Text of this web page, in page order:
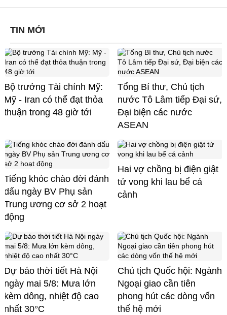
TIN MỚI
Bộ trưởng Tài chính Mỹ:
Mỹ - Iran có thể đạt thỏa
thuận trong 48 giờ tới
Tổng Bí thư, Chủ tịch
nước Tô Lâm tiếp Đại sứ,
Đại biện các nước
ASEAN
Tiếng khóc chào đời đánh
dấu ngày BV Phụ sản
Trung ương cơ sở 2 hoạt
động
Hai vợ chồng bị điện giật
tử vong khi lau bể cá
cảnh
Dự báo thời tiết Hà Nội
ngày mai 5/8: Mưa lớn
kèm dông, nhiệt độ cao
nhất 30°C
Chủ tịch Quốc hội: Ngành
Ngoại giao cần tiên
phong hút các dòng vốn
thế hệ mới